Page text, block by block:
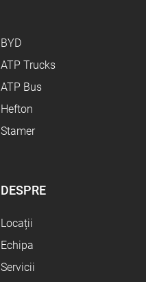
BYD
ATP Trucks
ATP Bus
Hefton
Stamer
DESPRE
Locații
Echipa
Servicii